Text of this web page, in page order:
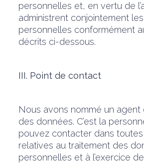
personnelles et, en vertu de
administrent conjointement
personnelles conformément
décrits ci-dessous.
III. Point de contact
Nous avons nommé un
des données. C’est la
pouvez contacter dans
relatives au traitement des
personnelles et à l’exercice